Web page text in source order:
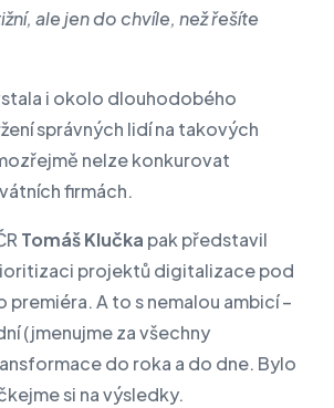
ale jen do chvíle, než řešíte
i okolo dlouhodobého
správných lidí na takových
nelze konkurovat
firmách.
Tomáš Klučka pak představil
projektů digitalizace pod
premiéra. A to s nemalou ambicí –
(jmenujme za všechny
do roka a do dne. Bylo
si na výsledky.